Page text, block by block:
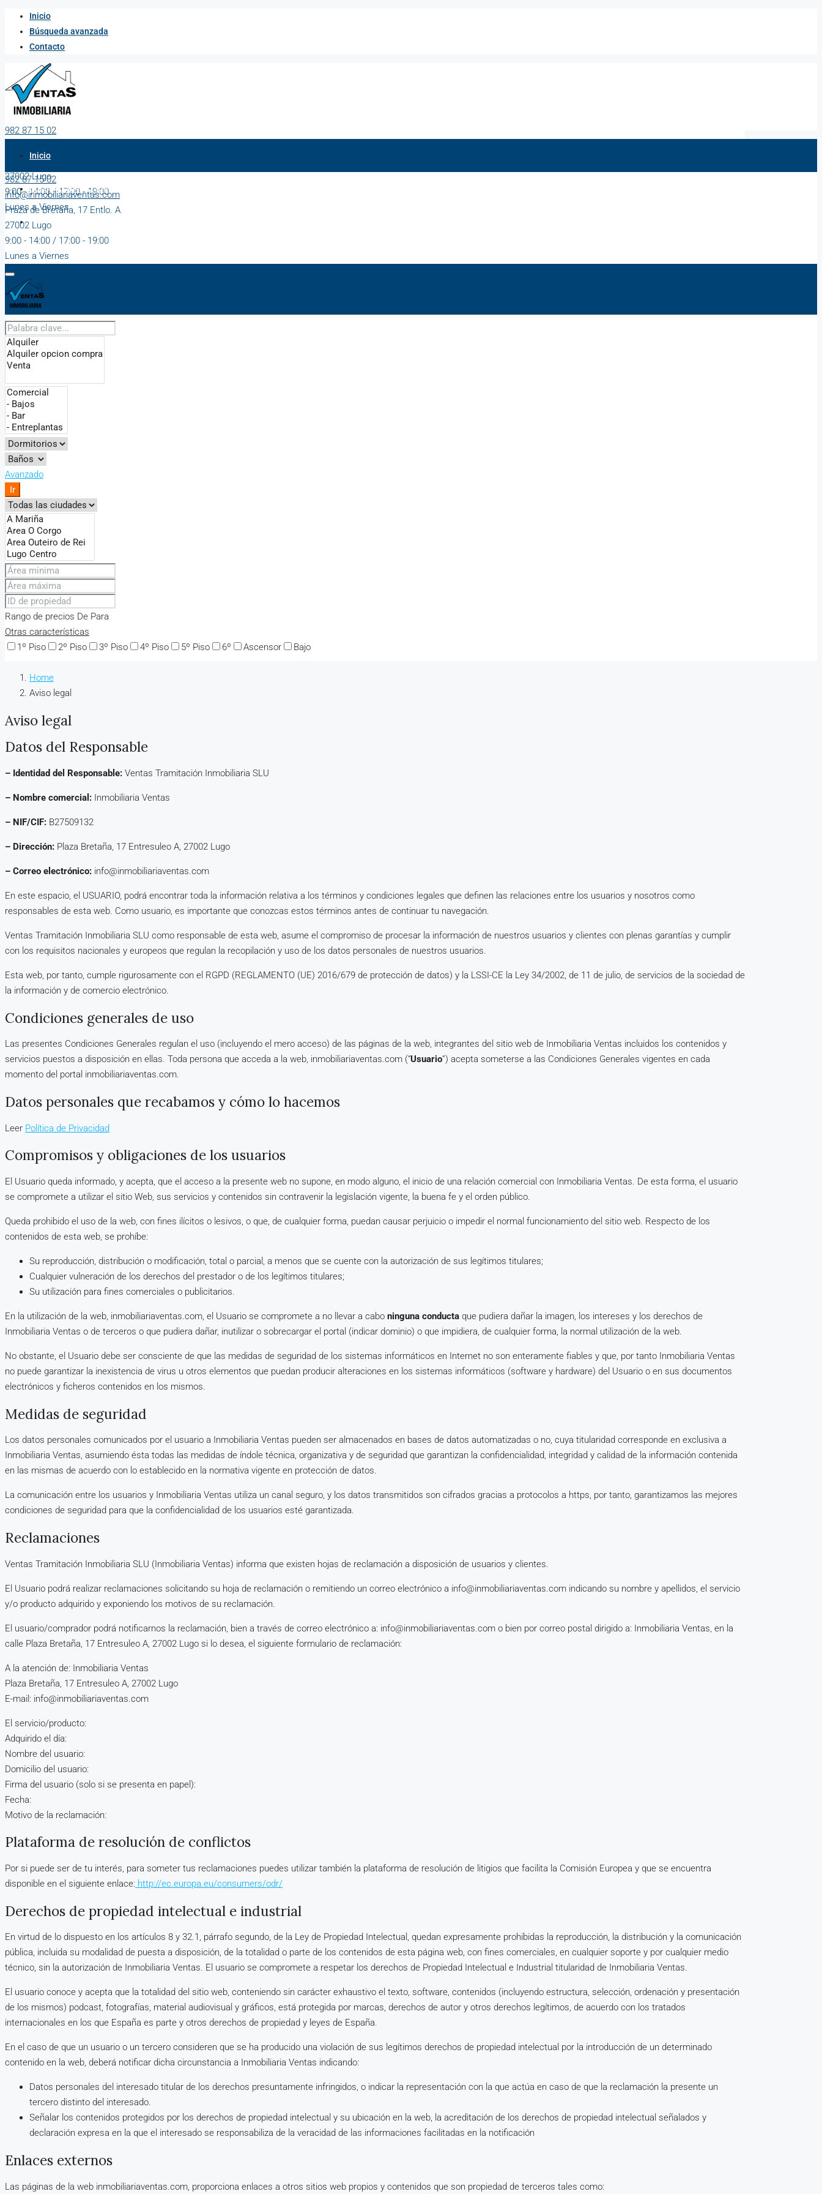
Inicio
Búsqueda avanzada
Contacto
982 87 15 02
Praza de Bretaña, 17 Entlo. A
27002 Lugo
9:00 - 14:00 / 17:00 - 19:00
Lunes a Viernes
Inicio
Búsqueda avanzada
Contacto
982 87 15 02
info@inmobiliariaventas.com
Praza de Bretaña, 17 Entlo. A
27002 Lugo
9:00 - 14:00 / 17:00 - 19:00
Lunes a Viernes
Avanzado
Ir
Rango de precios De Para
Otras características
1º Piso
2º Piso 3º Piso 4º Piso 5º Piso 6º Ascensor Bajo
Home
Aviso legal
Aviso legal
Datos del Responsable
– Identidad del Responsable: Ventas Tramitación Inmobiliaria SLU
– Nombre comercial: Inmobiliaria Ventas
– NIF/CIF: B27509132
– Dirección: Plaza Bretaña, 17 Entresuleo A, 27002 Lugo
– Correo electrónico: info@inmobiliariaventas.com
En este espacio, el USUARIO, podrá encontrar toda la información relativa a los términos y condiciones legales que definen las relaciones entre los usuarios y nosotros como
responsables de esta web. Como usuario, es importante que conozcas estos términos antes de continuar tu navegación.
Ventas Tramitación Inmobiliaria SLU como responsable de esta web, asume el compromiso de procesar la información de nuestros usuarios y clientes con plenas garantías y cumplir
con los requisitos nacionales y europeos que regulan la recopilación y uso de los datos personales de nuestros usuarios.
Esta web, por tanto, cumple rigurosamente con el RGPD (REGLAMENTO (UE) 2016/679 de protección de datos) y la LSSI-CE la Ley 34/2002, de 11 de julio, de servicios de la sociedad de
la información y de comercio electrónico.
Condiciones generales de uso
Las presentes Condiciones Generales regulan el uso (incluyendo el mero acceso) de las páginas de la web, integrantes del sitio web de Inmobiliaria Ventas incluidos los contenidos y
servicios puestos a disposición en ellas. Toda persona que acceda a la web, inmobiliariaventas.com (“Usuario”) acepta someterse a las Condiciones Generales vigentes en cada
momento del portal inmobiliariaventas.com.
Datos personales que recabamos y cómo lo hacemos
Leer Política de Privacidad
Compromisos y obligaciones de los usuarios
El Usuario queda informado, y acepta, que el acceso a la presente web no supone, en modo alguno, el inicio de una relación comercial con Inmobiliaria Ventas. De esta forma, el usuario
se compromete a utilizar el sitio Web, sus servicios y contenidos sin contravenir la legislación vigente, la buena fe y el orden público.
Queda prohibido el uso de la web, con fines ilícitos o lesivos, o que, de cualquier forma, puedan causar perjuicio o impedir el normal funcionamiento del sitio web. Respecto de los
contenidos de esta web, se prohíbe:
Su reproducción, distribución o modificación, total o parcial, a menos que se cuente con la autorización de sus legítimos titulares;
Cualquier vulneración de los derechos del prestador o de los legítimos titulares;
Su utilización para fines comerciales o publicitarios.
En la utilización de la web, inmobiliariaventas.com, el Usuario se compromete a no llevar a cabo ninguna conducta que pudiera dañar la imagen, los intereses y los derechos de
Inmobiliaria Ventas o de terceros o que pudiera dañar, inutilizar o sobrecargar el portal (indicar dominio) o que impidiera, de cualquier forma, la normal utilización de la web.
No obstante, el Usuario debe ser consciente de que las medidas de seguridad de los sistemas informáticos en Internet no son enteramente fiables y que, por tanto Inmobiliaria Ventas
no puede garantizar la inexistencia de virus u otros elementos que puedan producir alteraciones en los sistemas informáticos (software y hardware) del Usuario o en sus documentos
electrónicos y ficheros contenidos en los mismos.
Medidas de seguridad
Los datos personales comunicados por el usuario a Inmobiliaria Ventas pueden ser almacenados en bases de datos automatizadas o no, cuya titularidad corresponde en exclusiva a
Inmobiliaria Ventas, asumiendo ésta todas las medidas de índole técnica, organizativa y de seguridad que garantizan la confidencialidad, integridad y calidad de la información contenida
en las mismas de acuerdo con lo establecido en la normativa vigente en protección de datos.
La comunicación entre los usuarios y Inmobiliaria Ventas utiliza un canal seguro, y los datos transmitidos son cifrados gracias a protocolos a https, por tanto, garantizamos las mejores
condiciones de seguridad para que la confidencialidad de los usuarios esté garantizada.
Reclamaciones
Ventas Tramitación Inmobiliaria SLU (Inmobiliaria Ventas) informa que existen hojas de reclamación a disposición de usuarios y clientes.
El Usuario podrá realizar reclamaciones solicitando su hoja de reclamación o remitiendo un correo electrónico a info@inmobiliariaventas.com indicando su nombre y apellidos, el servicio
y/o producto adquirido y exponiendo los motivos de su reclamación.
El usuario/comprador podrá notificarnos la reclamación, bien a través de correo electrónico a: info@inmobiliariaventas.com o bien por correo postal dirigido a: Inmobiliaria Ventas, en la
calle Plaza Bretaña, 17 Entresuleo A, 27002 Lugo si lo desea, el siguiente formulario de reclamación:
A la atención de: Inmobiliaria Ventas
Plaza Bretaña, 17 Entresuleo A, 27002 Lugo
E-mail: info@inmobiliariaventas.com
El servicio/producto:
Adquirido el día:
Nombre del usuario:
Domicilio del usuario:
Firma del usuario (solo si se presenta en papel):
Fecha:
Motivo de la reclamación:
Plataforma de resolución de conflictos
Por si puede ser de tu interés, para someter tus reclamaciones puedes utilizar también la plataforma de resolución de litigios que facilita la Comisión Europea y que se encuentra
disponible en el siguiente enlace: http://ec.europa.eu/consumers/odr/
Derechos de propiedad intelectual e industrial
En virtud de lo dispuesto en los artículos 8 y 32.1, párrafo segundo, de la Ley de Propiedad Intelectual, quedan expresamente prohibidas la reproducción, la distribución y la comunicación
pública, incluida su modalidad de puesta a disposición, de la totalidad o parte de los contenidos de esta página web, con fines comerciales, en cualquier soporte y por cualquier medio
técnico, sin la autorización de Inmobiliaria Ventas. El usuario se compromete a respetar los derechos de Propiedad Intelectual e Industrial titularidad de Inmobiliaria Ventas.
El usuario conoce y acepta que la totalidad del sitio web, conteniendo sin carácter exhaustivo el texto, software, contenidos (incluyendo estructura, selección, ordenación y presentación
de los mismos) podcast, fotografías, material audiovisual y gráficos, está protegida por marcas, derechos de autor y otros derechos legítimos, de acuerdo con los tratados
internacionales en los que España es parte y otros derechos de propiedad y leyes de España.
En el caso de que un usuario o un tercero consideren que se ha producido una violación de sus legítimos derechos de propiedad intelectual por la introducción de un determinado
contenido en la web, deberá notificar dicha circunstancia a Inmobiliaria Ventas indicando:
Datos personales del interesado titular de los derechos presuntamente infringidos, o indicar la representación con la que actúa en caso de que la reclamación la presente un
tercero distinto del interesado.
Señalar los contenidos protegidos por los derechos de propiedad intelectual y su ubicación en la web, la acreditación de los derechos de propiedad intelectual señalados y
declaración expresa en la que el interesado se responsabiliza de la veracidad de las informaciones facilitadas en la notificación
Enlaces externos
Las páginas de la web inmobiliariaventas.com, proporciona enlaces a otros sitios web propios y contenidos que son propiedad de terceros tales como: